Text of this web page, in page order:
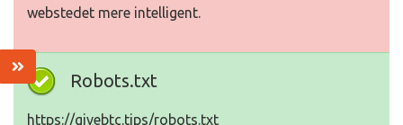
webstedet mere intelligent.
Robots.txt
https://givebtc.tips/robots.txt